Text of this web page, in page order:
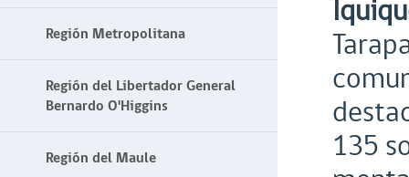
Región Metropolitana
Región del Libertador General
Bernardo O'Higgins
Región del Maule
135